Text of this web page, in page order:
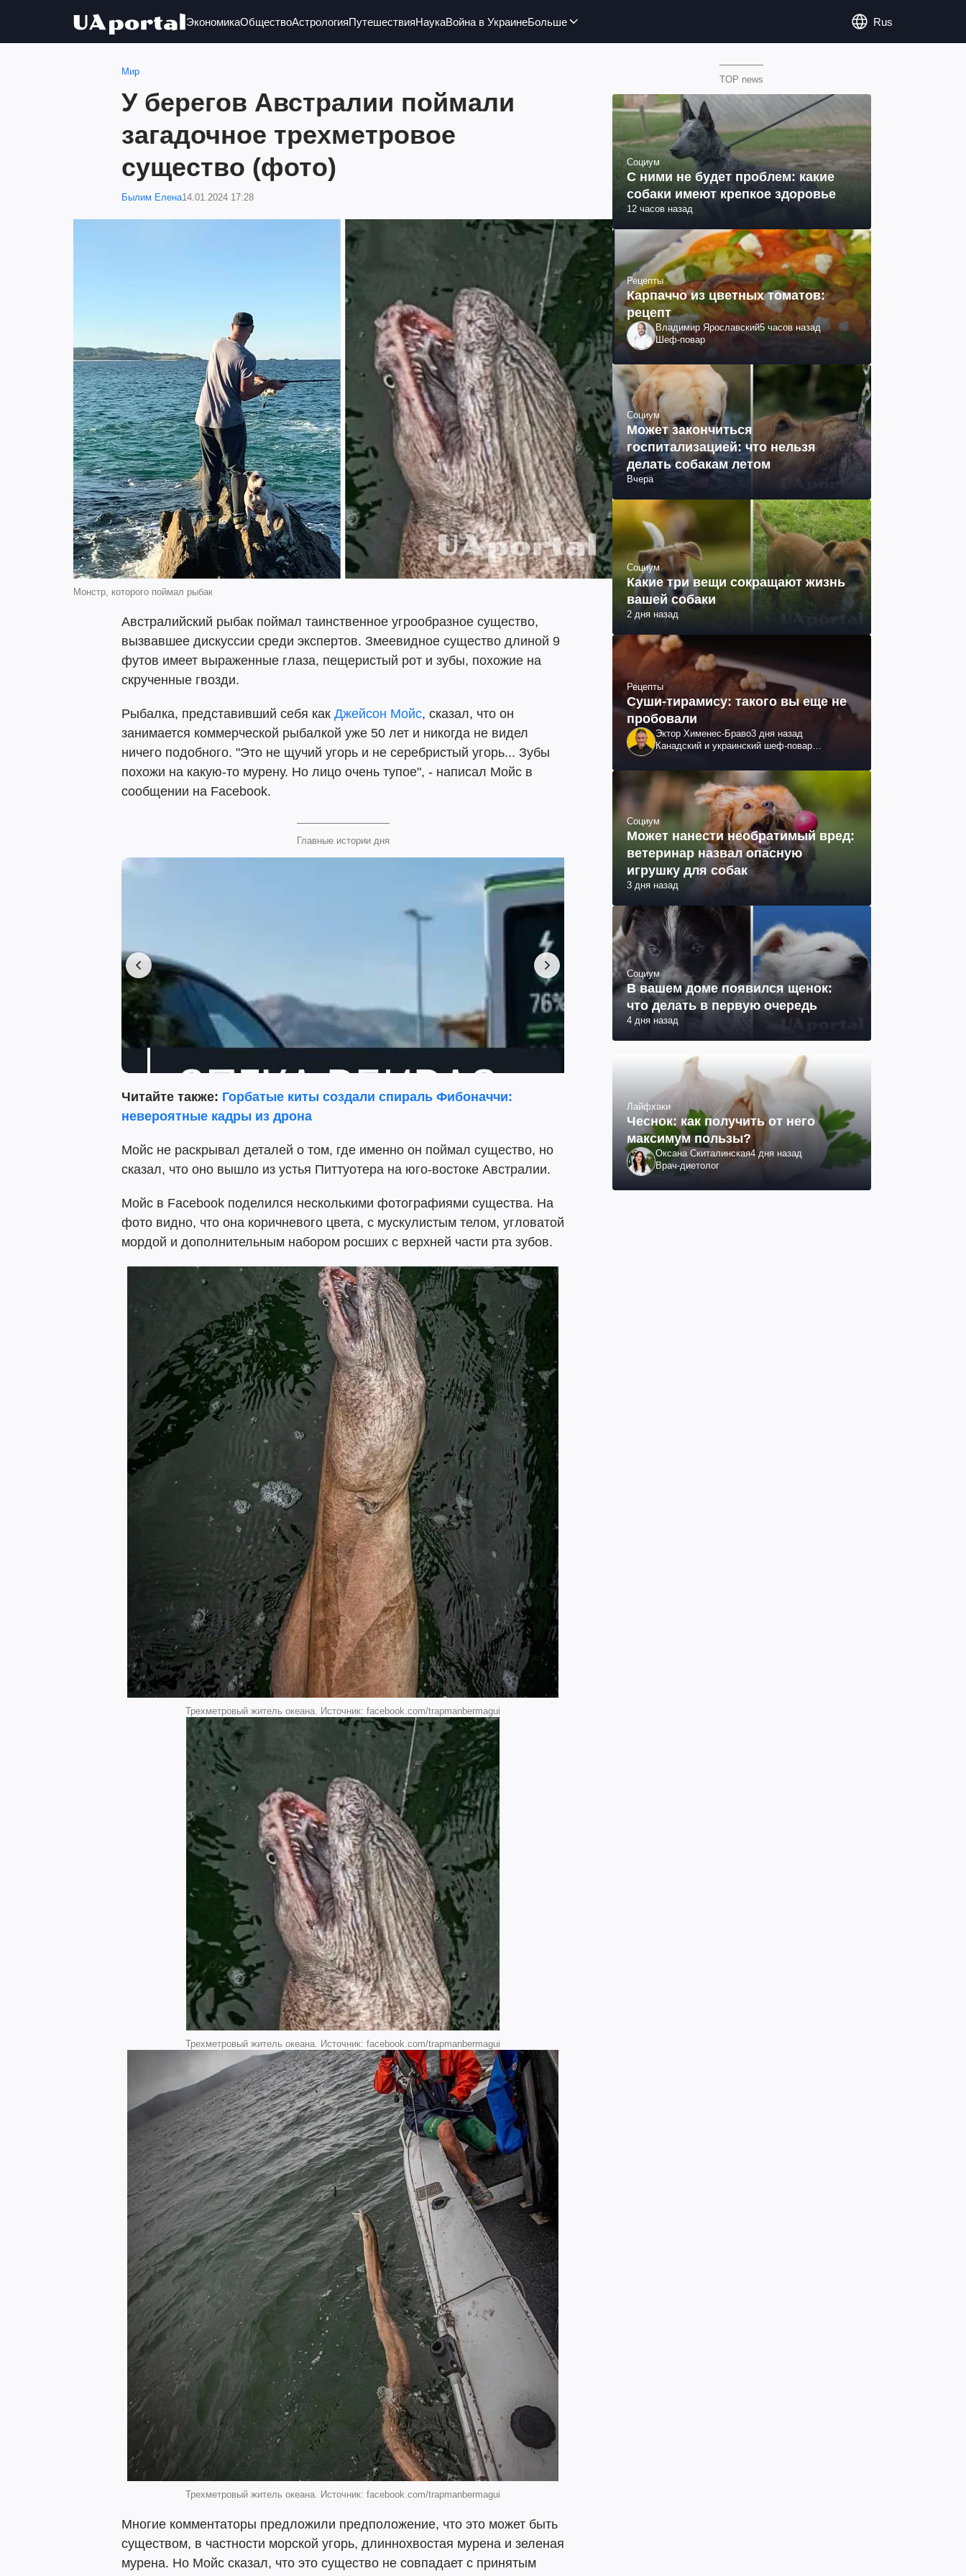
ЭкономикаОбществоАстрологияПутешествияНаукаВойна в УкраинеБольше Rus
Мир
У берегов Австралии поймали
загадочное трехметровое
существо (фото)
Былим Елена14.01.2024 17:28
Монстр, которого поймал рыбак
Австралийский рыбак поймал таинственное угрообразное существо,
вызвавшее дискуссии среди экспертов. Змеевидное существо длиной 9
футов имеет выраженные глаза, пещеристый рот и зубы, похожие на
скрученные гвозди.
Рыбалка, представивший себя как Джейсон Мойс, сказал, что он
занимается коммерческой рыбалкой уже 50 лет и никогда не видел
ничего подобного. "Это не щучий угорь и не серебристый угорь... Зубы
похожи на какую-то мурену. Но лицо очень тупое", - написал Мойс в
сообщении на Facebook.
Главные истории дня
Читайте также: Горбатые киты создали спираль Фибоначчи:
невероятные кадры из дрона
Мойс не раскрывал деталей о том, где именно он поймал существо, но
сказал, что оно вышло из устья Питтуотера на юго-востоке Австралии.
Мойс в Facebook поделился несколькими фотографиями существа. На
фото видно, что она коричневого цвета, с мускулистым телом, угловатой
мордой и дополнительным набором росших с верхней части рта зубов.
Трехметровый житель океана. Источник: facebook.com/trapmanbermagui
Трехметровый житель океана. Источник: facebook.com/trapmanbermagui
Трехметровый житель океана. Источник: facebook.com/trapmanbermagui
Многие комментаторы предложили предположение, что это может быть
существом, в частности морской угорь, длиннохвостая мурена и зеленая
мурена. Но Мойс сказал, что это существо не совпадает с принятым
TOP news
Социум
С ними не будет проблем: какие
собаки имеют крепкое здоровье
12 часов назад
Рецепты
Карпаччо из цветных томатов:
рецепт
Владимир Ярославский5 часов назад
Шеф-повар
Социум
Может закончиться
госпитализацией: что нельзя
делать собакам летом
Вчера
Социум
Какие три вещи сокращают жизнь
вашей собаки
2 дня назад
Рецепты
Суши-тирамису: такого вы еще не
пробовали
Эктор Хименес-Браво3 дня назад
Канадский и украинский шеф-повар
телеведущий
Социум
Может нанести необратимый вред:
ветеринар назвал опасную
игрушку для собак
3 дня назад
Социум
В вашем доме появился щенок:
что делать в первую очередь
4 дня назад
Лайфхаки
Чеснок: как получить от него
максимум пользы?
Оксана Скиталинская4 дня назад
Врач-диетолог